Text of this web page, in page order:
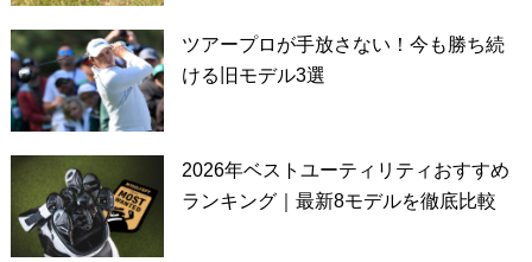
ツアープロが手放さない！今も勝ち続
ける旧モデル3選
2026年ベストユーティリティおすすめ
ランキング｜最新8モデルを徹底比較